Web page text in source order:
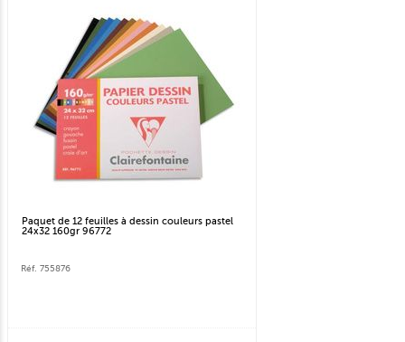
Paquet de 12 feuilles à dessin couleurs pastel
24x32 160gr 96772
Réf. 755876